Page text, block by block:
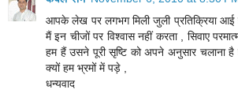
आपके लेख पर लगभग मिली जुली प्रतिक्रिया
मैं इन चीजों पर विश्वास नहीं करता , सिवाए
हम हैं उसने पूरी सृष्टि को अपने अनुसार चलाना है
क्यों हम भ्रमों में पड़े ,
धन्यवाद